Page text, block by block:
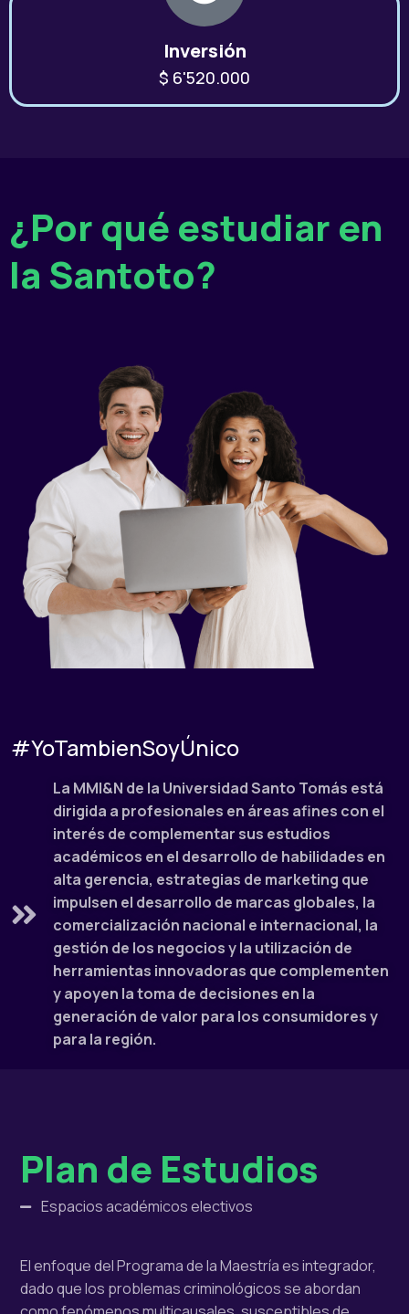
Inversión
$ 6'520.000
¿Por qué estudiar en
la Santoto?
#YoTambienSoyÚnico
La MMI&N de la Universidad Santo Tomás está
dirigida a profesionales en áreas afines con el
interés de complementar sus estudios
académicos en el desarrollo de habilidades en
alta gerencia, estrategias de marketing que
impulsen el desarrollo de marcas globales, la
comercialización nacional e internacional, la
gestión de los negocios y la utilización de
herramientas innovadoras que complementen
y apoyen la toma de decisiones en la
generación de valor para los consumidores y
para la región.
Plan de Estudios
Espacios académicos electivos
El enfoque del Programa de la Maestría es integrador,
dado que los problemas criminológicos se abordan